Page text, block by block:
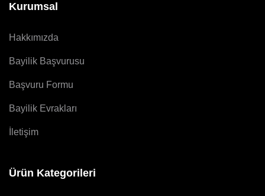
Kurumsal
Hakkımızda
Bayilik Başvurusu
Başvuru Formu
Bayilik Evrakları
İletişim
Ürün Kategorileri